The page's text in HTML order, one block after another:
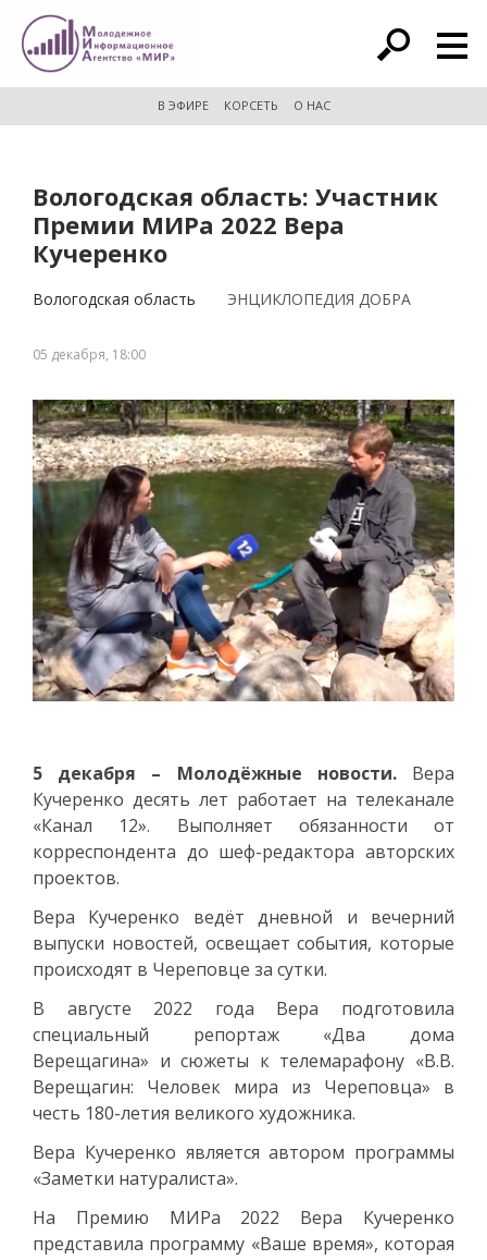
расширенный поиск
В ЭФИРЕ КОРСЕТЬ О НАС
Вологодская область: Участник
Премии МИРа 2022 Вера
Кучеренко
Вологодская область ЭНЦИКЛОПЕДИЯ ДОБРА
05 декабря, 18:00
5 декабря – Молодёжные новости. Вера
Кучеренко десять лет работает на телеканале
«Канал 12». Выполняет обязанности от
корреспондента до шеф-редактора авторских
проектов.
Вера Кучеренко ведёт дневной и вечерний
выпуски новостей, освещает события, которые
происходят в Череповце за сутки.
В августе 2022 года Вера подготовила
специальный репортаж «Два дома
Верещагина» и сюжеты к телемарафону «В.В.
Верещагин: Человек мира из Череповца» в
честь 180-летия великого художника.
Вера Кучеренко является автором программы
«Заметки натуралиста».
На Премию МИРа 2022 Вера Кучеренко
представила программу «Ваше время», которая